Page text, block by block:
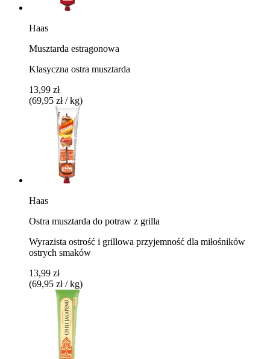
Haas
Musztarda estragonowa
Klasyczna ostra musztarda
13,99 zł
(69,95 zł / kg)
Haas
Ostra musztarda do potraw z grilla
Wyrazista ostrość i grillowa przyjemność dla miłośników
ostrych smaków
13,99 zł
(69,95 zł / kg)